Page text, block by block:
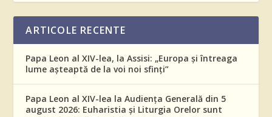
ARTICOLE RECENTE
Papa Leon al XIV-lea, la Assisi: „Europa și întreaga
lume așteaptă de la voi noi sfinți”
Papa Leon al XIV-lea la Audiența Generală din 5
august 2026: Euharistia și Liturgia Orelor sunt